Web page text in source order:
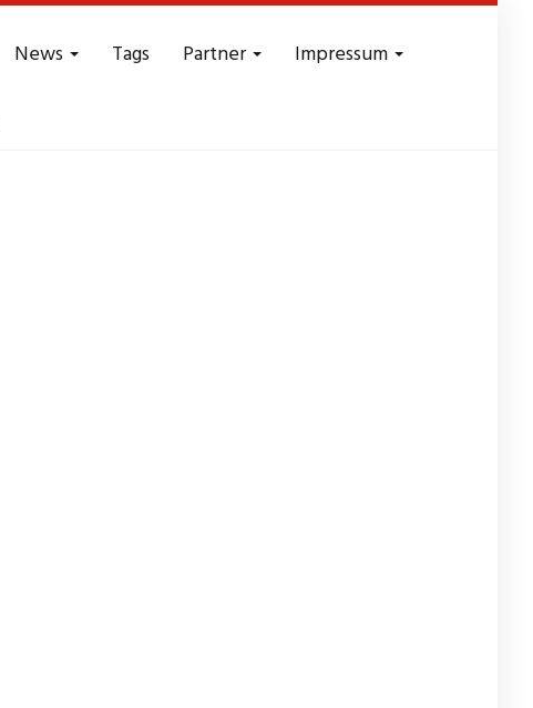
News Tags Partner Impressum